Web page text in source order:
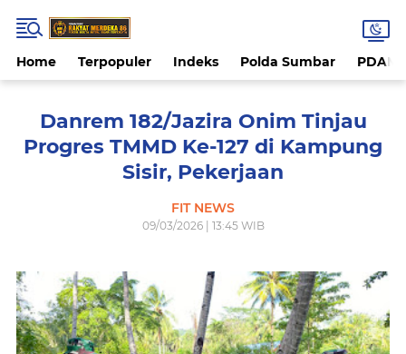
Home Terpopuler Indeks Polda Sumbar PDAM
Danrem 182/Jazira Onim Tinjau
Progres TMMD Ke-127 di Kampung
Sisir, Pekerjaan
FIT NEWS
09/03/2026 | 13:45 WIB